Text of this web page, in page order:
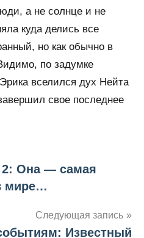
а не солнце и не
куда делись все
но как обычно в
по задумке
вселился дух Нейта
свое последнее
2: Она — самая
мире…
Следующая запись
Известный